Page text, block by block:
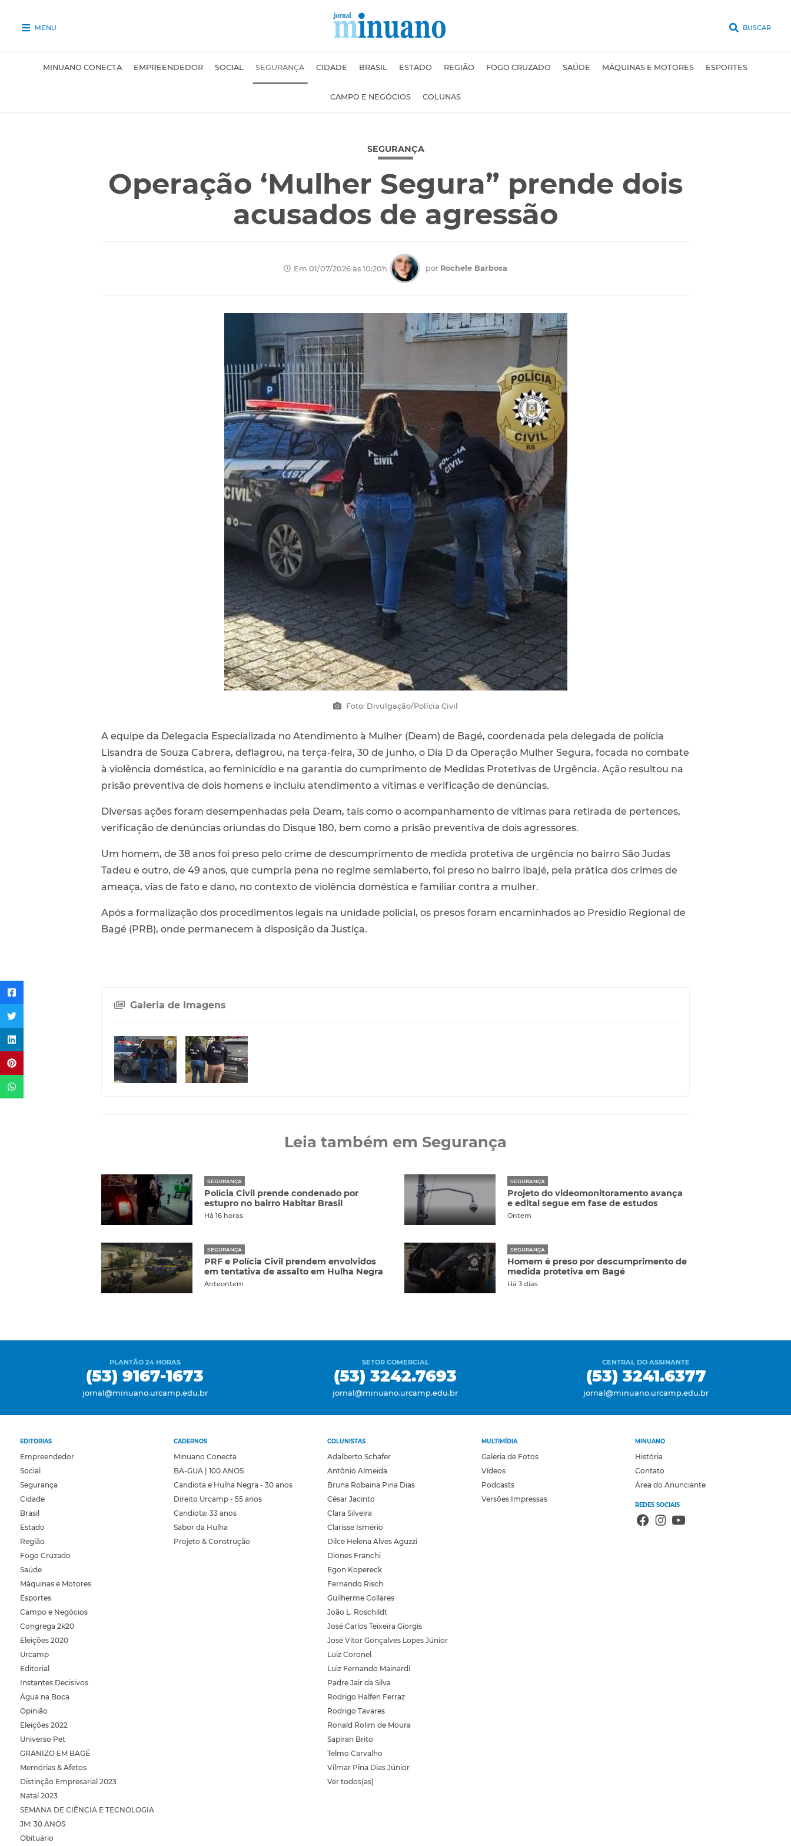
MENU BUSCAR
MINUANO CONECTA EMPREENDEDOR SOCIAL SEGURANÇA CIDADE BRASIL ESTADO REGIÃO FOGO CRUZADO SAÚDE MÁQUINAS E MOTORES ESPORTES
CAMPO E NEGÓCIOS COLUNAS
SEGURANÇA
Operação ‘Mulher Segura” prende dois
acusados de agressão
Em 01/07/2026 às 10:20h por Rochele Barbosa
Foto: Divulgação/Polícia Civil
A equipe da Delegacia Especializada no Atendimento à Mulher (Deam) de Bagé, coordenada pela delegada de polícia
Lisandra de Souza Cabrera, deflagrou, na terça-feira, 30 de junho, o Dia D da Operação Mulher Segura, focada no combate
à violência doméstica, ao feminicídio e na garantia do cumprimento de Medidas Protetivas de Urgência. Ação resultou na
prisão preventiva de dois homens e incluiu atendimento a vítimas e verificação de denúncias.
Diversas ações foram desempenhadas pela Deam, tais como o acompanhamento de vítimas para retirada de pertences,
verificação de denúncias oriundas do Disque 180, bem como a prisão preventiva de dois agressores.
Um homem, de 38 anos foi preso pelo crime de descumprimento de medida protetiva de urgência no bairro São Judas
Tadeu e outro, de 49 anos, que cumpria pena no regime semiaberto, foi preso no bairro Ibajé, pela prática dos crimes de
ameaça, vias de fato e dano, no contexto de violência doméstica e familiar contra a mulher.
Após a formalização dos procedimentos legais na unidade policial, os presos foram encaminhados ao Presídio Regional de
Bagé (PRB), onde permanecem à disposição da Justiça.
Galeria de Imagens
Leia também em Segurança
SEGURANÇA
Polícia Civil prende condenado por
estupro no bairro Habitar Brasil
Há 16 horas
SEGURANÇA
Projeto do videomonitoramento avança
e edital segue em fase de estudos
Ontem
SEGURANÇA
PRF e Polícia Civil prendem envolvidos
em tentativa de assalto em Hulha Negra
Anteontem
SEGURANÇA
Homem é preso por descumprimento de
medida protetiva em Bagé
Há 3 dias
PLANTÃO 24 HORAS
(53) 9167-1673
jornal@minuano.urcamp.edu.br
SETOR COMERCIAL
(53) 3242.7693
jornal@minuano.urcamp.edu.br
CENTRAL DO ASSINANTE
(53) 3241.6377
jornal@minuano.urcamp.edu.br
EDITORIAS
Empreendedor
Social
Segurança
Cidade
Brasil
Estado
Região
Fogo Cruzado
Saúde
Máquinas e Motores
Esportes
Campo e Negócios
Congrega 2k20
Eleições 2020
Urcamp
Editorial
Instantes Decisivos
Água na Boca
Opinião
Eleições 2022
Universo Pet
GRANIZO EM BAGÉ
Memórias & Afetos
Distinção Empresarial 2023
Natal 2023
SEMANA DE CIÊNCIA E TECNOLOGIA
JM: 30 ANOS
Obituário
CADERNOS
Minuano Conecta
BA-GUA | 100 ANOS
Candiota e Hulha Negra - 30 anos
Direito Urcamp - 55 anos
Candiota: 33 anos
Sabor da Hulha
Projeto & Construção
COLUNISTAS
Adalberto Schafer
Antônio Almeida
Bruna Robaina Pina Dias
César Jacinto
Clara Silveira
Clarisse Ismério
Dilce Helena Alves Aguzzi
Diones Franchi
Egon Kopereck
Fernando Risch
Guilherme Collares
João L. Roschildt
José Carlos Teixeira Giorgis
José Vitor Gonçalves Lopes Júnior
Luiz Coronel
Luiz Fernando Mainardi
Padre Jair da Silva
Rodrigo Halfen Ferraz
Rodrigo Tavares
Ronald Rolim de Moura
Sapiran Brito
Telmo Carvalho
Vilmar Pina Dias Júnior
Ver todos(as)
MULTIMÍDIA
Galeria de Fotos
Vídeos
Podcasts
Versões Impressas
MINUANO
História
Contato
Área do Anunciante
REDES SOCIAIS